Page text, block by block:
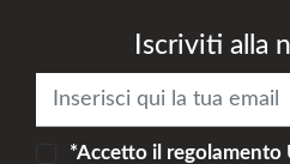
Iscriviti alla
*Accetto il regolamento